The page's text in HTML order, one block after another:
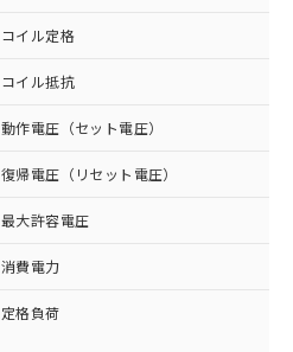
コイル定格
コイル抵抗
動作電圧（セット電圧）
復帰電圧（リセット電圧）
最大許容電圧
消費電力
定格負荷